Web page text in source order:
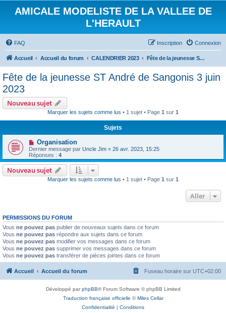
AMICALE MODELISTE DE LA VALLEE DE
L'HERAULT
FAQ Connexion
Inscription
Accueil Accueil du forum CALENDRIER 2023 Fête de la jeunesse ST André de Sangonis 3 juin 2023
Fête de la jeunesse ST André de Sangonis 3 juin
2023
Nouveau sujet
Marquer les sujets comme lus • 1 sujet • Page 1 sur 1
Sujets
Organisation
Dernier message par Uncle Jim « 26 avr. 2023, 15:25
Réponses : 4
Nouveau sujet
Marquer les sujets comme lus • 1 sujet • Page 1 sur 1
Aller
PERMISSIONS DU FORUM
Vous ne pouvez pas publier de nouveaux sujets dans ce forum
Vous ne pouvez pas répondre aux sujets dans ce forum
Vous ne pouvez pas modifier vos messages dans ce forum
Vous ne pouvez pas supprimer vos messages dans ce forum
Vous ne pouvez pas transférer de pièces jointes dans ce forum
Accueil Accueil du forum Fuseau horaire sur UTC+02:00
Développé parphpBB® Forum Software © phpBB Limited
Traduction française officielle ©Miles Cellar
Confidentialité | Conditions